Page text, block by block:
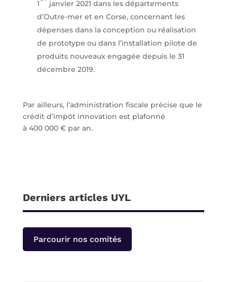
1
janvier 2021 dans les départements
d’Outre-mer et en Corse, concernant les
dépenses dans la conception ou réalisation
de prototype ou dans l’installation pilote de
produits nouveaux engagée depuis le 31
décembre 2019.
Par ailleurs, l’administration fiscale précise que le
crédit d’impôt innovation est plafonné
à 400 000 € par an.
Derniers articles UYL
Parcourir nos comités